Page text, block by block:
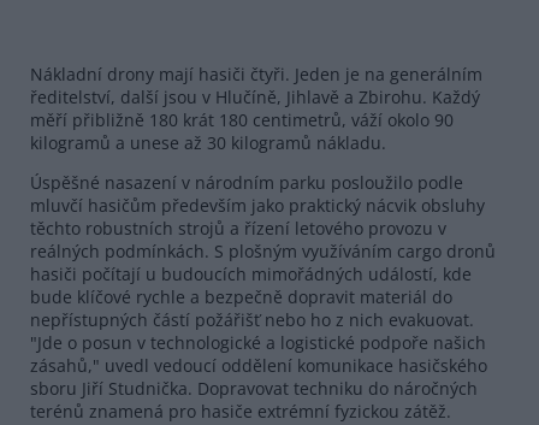
Nákladní drony mají hasiči čtyři. Jeden je na generálním
ředitelství, další jsou v Hlučíně, Jihlavě a Zbirohu. Každý
měří přibližně 180 krát 180 centimetrů, váží okolo 90
kilogramů a unese až 30 kilogramů nákladu.
Úspěšné nasazení v národním parku posloužilo podle
mluvčí hasičům především jako praktický nácvik obsluhy
těchto robustních strojů a řízení letového provozu v
reálných podmínkách. S plošným využíváním cargo dronů
hasiči počítají u budoucích mimořádných událostí, kde
bude klíčové rychle a bezpečně dopravit materiál do
nepřístupných částí požářišť nebo ho z nich evakuovat.
"Jde o posun v technologické a logistické podpoře našich
zásahů," uvedl vedoucí oddělení komunikace hasičského
sboru Jiří Studnička. Dopravovat techniku do náročných
terénů znamená pro hasiče extrémní fyzickou zátěž.